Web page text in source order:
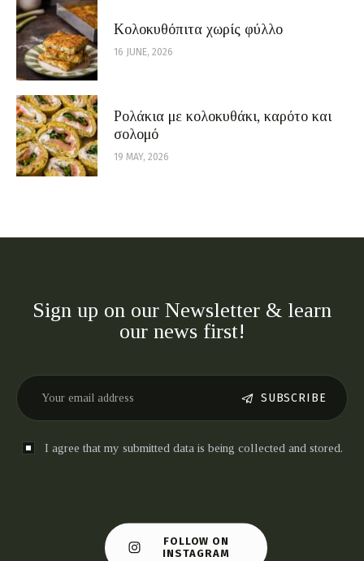
Κολοκυθόπιτα χωρίς φύλλο
16 JUNE, 2026
Ρολάκια με κολοκυθάκι, καρότο και
σολομό
19 MAY, 2026
Sign up on our Newsletter & learn
our news first!
SUBSCRIBE
I agree that my submitted data is being collected and stored.
FOLLOW ON
INSTAGRAM